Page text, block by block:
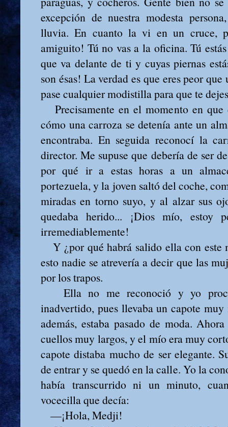
excepción de nuestra modesta
lluvia. En cuanto la vi en un cruce,
amiguito! Tú no vas a la oficina. Tú
que va delante de ti y cuyas piernas
son ésas! La verdad es que eres peor
pase cualquier modistilla para que te
Precisamente en el momento en que
cómo una carroza se detenía ante un
encontraba. En seguida reconocí la
director. Me supuse que debería de ser
por qué ir a estas horas a un
portezuela, y la joven saltó del coche,
miradas en torno suyo, y al alzar sus
quedaba herido... ¡Dios mío, estoy
irremediablemente!
Y ¿por qué habrá salido ella con este
esto nadie se atrevería a decir que las
por los trapos.
Ella no me reconoció y yo
inadvertido, pues llevaba un capote
además, estaba pasado de moda.
cuellos muy largos, y el mío era muy
capote distaba mucho de ser elegante.
de entrar y se quedó en la calle. Yo la
había transcurrido ni un minuto,
vocecilla que decía:
—¡Hola, Medji!